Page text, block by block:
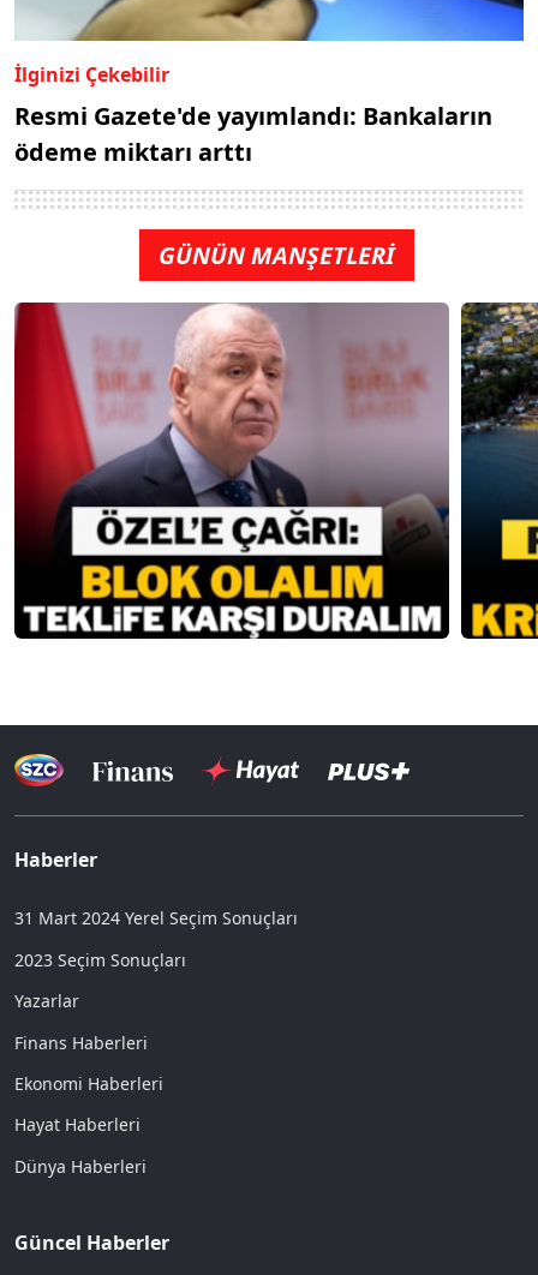
İlginizi Çekebilir
Resmi Gazete'de yayımlandı: Bankaların
ödeme miktarı arttı
GÜNÜN MANŞETLERİ
Haberler
31 Mart 2024 Yerel Seçim Sonuçları
2023 Seçim Sonuçları
Yazarlar
Finans Haberleri
Ekonomi Haberleri
Hayat Haberleri
Dünya Haberleri
Güncel Haberler